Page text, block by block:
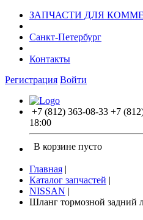
ЗАПЧАСТИ ДЛЯ
Санкт-Петербург
Контакты
Регистрация Войти
+7 (812) 363-08-33 +7
18:00
В корзине пусто
Главная |
Каталог запчастей |
NISSAN |
Шланг тормозной задний